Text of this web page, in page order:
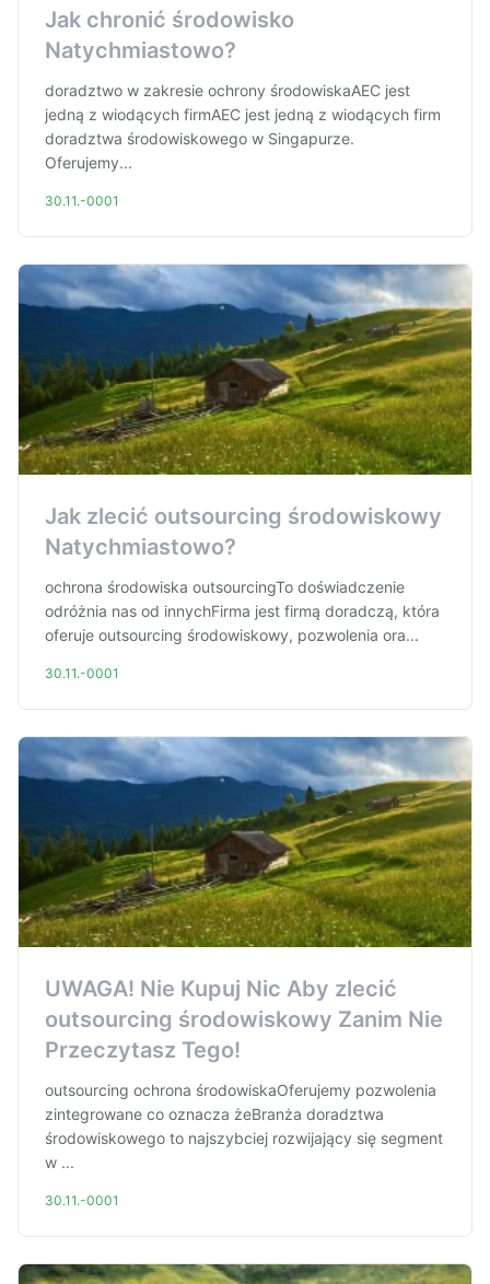
Jak chronić środowisko
Natychmiastowo?
doradztwo w zakresie ochrony środowiskaAEC jest
jedną z wiodących firmAEC jest jedną z wiodących firm
doradztwa środowiskowego w Singapurze.
Oferujemy...
30.11.-0001
Jak zlecić outsourcing środowiskowy
Natychmiastowo?
ochrona środowiska outsourcingTo doświadczenie
odróżnia nas od innychFirma jest firmą doradczą, która
oferuje outsourcing środowiskowy, pozwolenia ora...
30.11.-0001
UWAGA! Nie Kupuj Nic Aby zlecić
outsourcing środowiskowy Zanim Nie
Przeczytasz Tego!
outsourcing ochrona środowiskaOferujemy pozwolenia
zintegrowane co oznacza żeBranża doradztwa
środowiskowego to najszybciej rozwijający się segment
w ...
30.11.-0001